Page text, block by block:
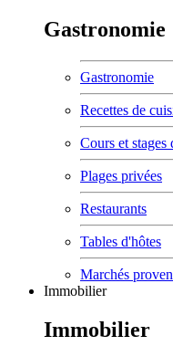
Gastronomie
Gastronomie
Recettes de
Cours et stages
Plages privées
Restaurants
Tables d'hôtes
Marchés
Immobilier
Immobilier